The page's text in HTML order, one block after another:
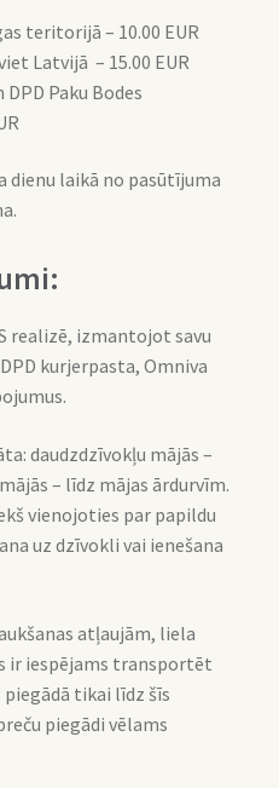
teritorijā – 10.00 EUR
Latvijā – 15.00 EUR
Paku Bodes
dienu laikā no pasūtījuma
realizē, izmantojot savu
kurjerpasta, Omniva
daudzdzīvokļu mājās –
– līdz mājas ārdurvīm.
vienojoties par papildu
uz dzīvokli vai ienešana
atļaujām, liela
ir iespējams transportēt
piegādā tikai līdz šīs
piegādi vēlams